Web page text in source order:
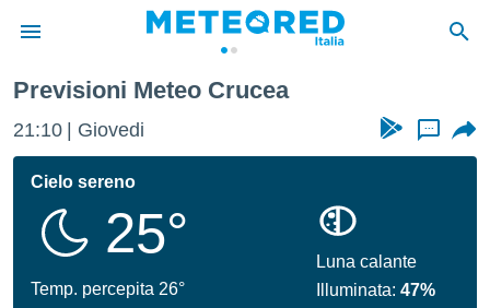
di
per
le
Previsioni Meteo Crucea
21:10 Giovedi ...
Cielo sereno
25°
Temp. percepita 26°
Luna calante
Illuminata:47%